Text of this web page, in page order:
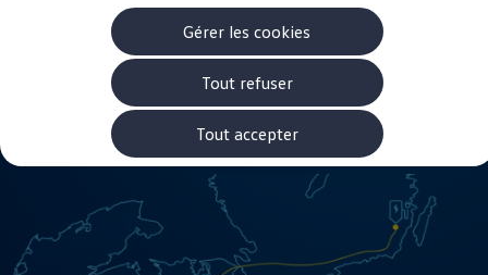
Tout accepter
Tout refuser
Gérer les cookies
Brochure promotionelle
Véhicules en stock
Véhicules d'occasions
-> Volkswagen Financial Services (Leasing)
Listes de prix
Rouler en électrique
Nos véhicules hybrides
Recharge & autonomie
Comment payer ?
Où recharger ?
Comment recharger ?
Autonomie
Garantie et entretien de la batterie
Nos simulateurs
stations de recharge rapide, la procédure est maintenant plus
rapide que tu ne le penses.